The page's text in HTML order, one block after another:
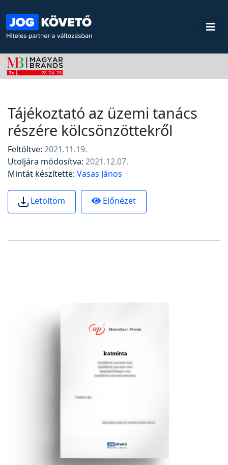
Tájékoztató az üzemi tanács
részére kölcsönzöttekről
Feltöltve: 2021.11.19.
Utoljára módosítva: 2021.12.07.
Mintát készítette: Vasas János
Letöltöm Előnézet